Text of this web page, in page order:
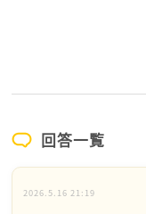
回答一覧
2026.5.16 21:19